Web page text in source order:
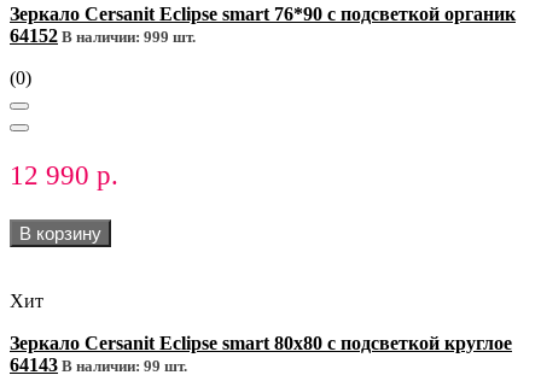
Зеркало Cersanit Eclipse smart 76*90 с подсветкой органик
64152 В наличии: 999 шт.
(0)
12 990 р.
В корзину
Хит
Зеркало Cersanit Eclipse smart 80x80 с подсветкой круглое
64143 В наличии: 99 шт.